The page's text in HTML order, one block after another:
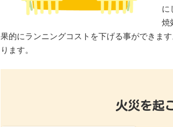
に
焼
果的にランニングコストを下げる事ができま
ります。
火災を起